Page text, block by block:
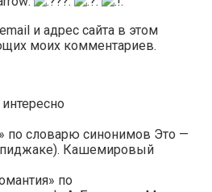
и адрес сайта в этом
моих комментариев.
по словарю синонимов Это —
Кашемировый
по